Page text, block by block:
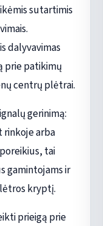
sutartimis
dalyvavimas
prie patikimų
centrų plėtrai.
gerinimą:
rinkoje arba
tai
gamintojams ir
kryptį.
prieigą prie